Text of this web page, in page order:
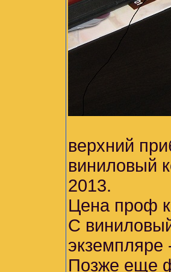
верхний
виниловый
2013.
Цена проф
С
экземпляре
Позже еще